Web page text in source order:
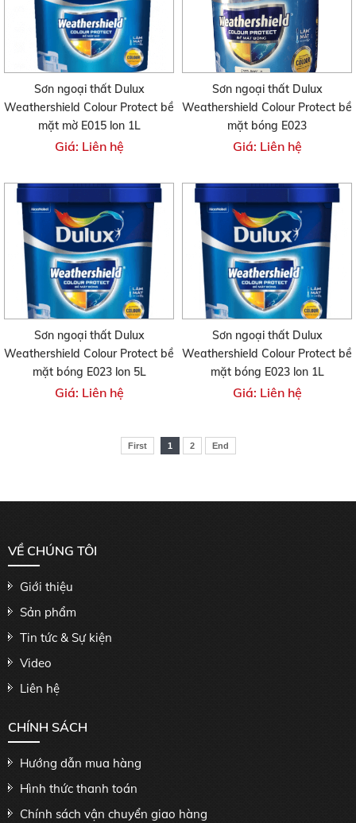
Sơn ngoại thất Dulux
Weathershield Colour Protect bề
mặt mờ E015 lon 1L
Giá: Liên hệ
Sơn ngoại thất Dulux
Weathershield Colour Protect bề
mặt bóng E023
Giá: Liên hệ
Sơn ngoại thất Dulux
Weathershield Colour Protect bề
mặt bóng E023 lon 5L
Giá: Liên hệ
Sơn ngoại thất Dulux
Weathershield Colour Protect bề
mặt bóng E023 lon 1L
Giá: Liên hệ
First 1 2 End
VỀ CHÚNG TÔI
Giới thiệu
Sản phẩm
Tin tức & Sự kiện
Video
Liên hệ
CHÍNH SÁCH
Hướng dẫn mua hàng
Hình thức thanh toán
Chính sách vận chuyển giao hàng